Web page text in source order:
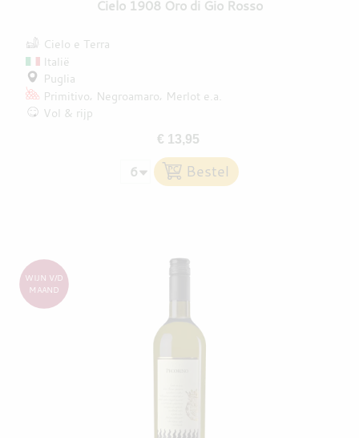
Cielo 1908 Oro di Gio Rosso
Cielo e Terra
Italië
Puglia
Primitivo Negroamaro Merlot e.a.
Vol & rijp
€ 13,95
WIJN V/D
MAAND